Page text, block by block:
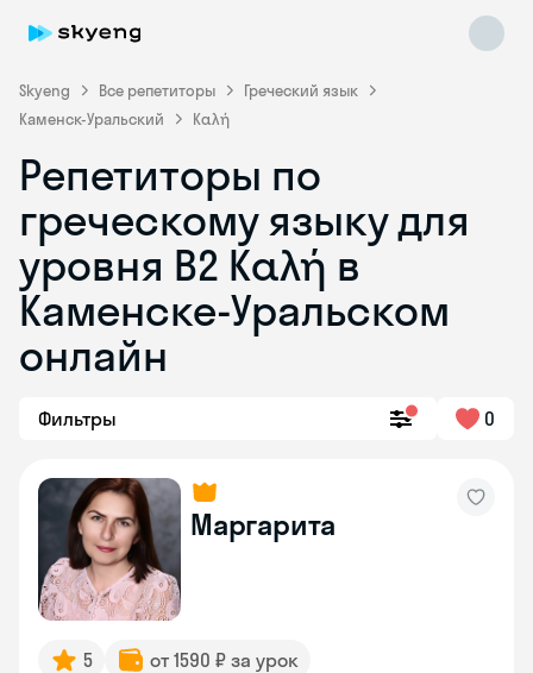
Skyeng Все репетиторы
Греческий язык
Каменск-Уральский
Καλή
Репетиторы по
греческому языку для
уровня Β2 Καλή в
Каменске-Уральском
онлайн
Фильтры 0
Маргарита
5
от 1590 ₽ за урок
online